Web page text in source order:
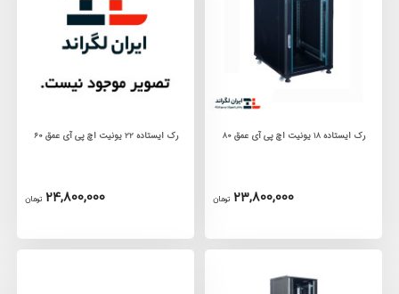
رک ایستاده 18 یونیت اچ پی آی عمق 80
23,800,000 تومان
رک ایستاده 22 یونیت اچ پی آی عمق 60
24,800,000 تومان